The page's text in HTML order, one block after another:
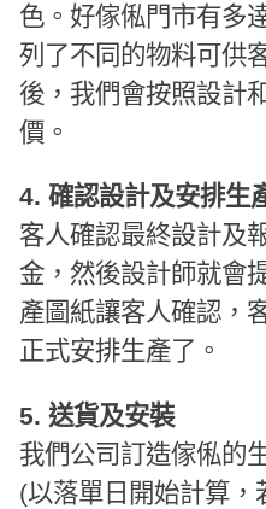
色。好傢俬門市有多
列了不同的物料可供
後，我們會按照設計
價。
4. 確認設計及安排生
客人確認最終設計及
金，然後設計師就會
產圖紙讓客人確認，
正式安排生產了。
5. 送貨及安裝
我們公司訂造傢俬的
(以落單日開始計算，